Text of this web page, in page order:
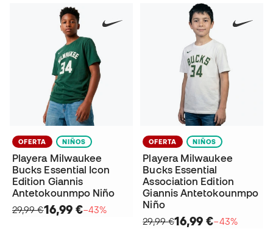
OFERTA NIÑOS
Playera Milwaukee
Bucks Essential Icon
Edition Giannis
Antetokounmpo Niño
29,99 €16,99 €−43%
OFERTA NIÑOS
Playera Milwaukee
Bucks Essential
Association Edition
Giannis Antetokounmpo
Niño
29,99 €16,99 €−43%